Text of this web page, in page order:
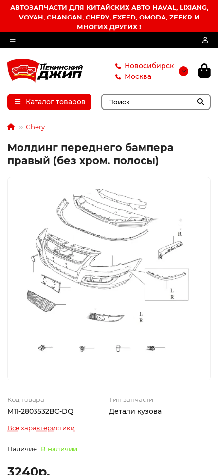
АВТОЗАПЧАСТИ ДЛЯ КИТАЙСКИХ АВТО HAVAL, LIXIANG,
VOYAH, CHANGAN, CHERY, EXEED, OMODA, ZEEKR И
МНОГИХ ДРУГИХ !
Новосибирск
Москва
Каталог товаров
Chery
Молдинг переднего бампера
правый (без хром. полосы)
Код товара
M11-2803532BC-DQ
Тип запчасти
Детали кузова
Все характеристики
В наличии
3240р.